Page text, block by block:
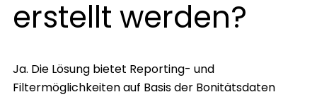
erstellt werden?
Ja. Die Lösung bietet Reporting- und
Filtermöglichkeiten auf Basis der Bonitätsdaten